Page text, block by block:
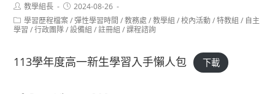
Post
author:
教學組長
Post
published:
2024-08-26
Post
category:
學習歷程檔案 / 彈性學習時間 / 教務處 / 教學組 / 校內活動 / 特教組 / 自主
學習 / 行政團隊 / 設備組 / 註冊組 / 課程諮詢
113學年度高一新生學習入手懶人包 下載